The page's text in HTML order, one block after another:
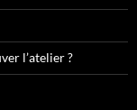
l’atelier ?